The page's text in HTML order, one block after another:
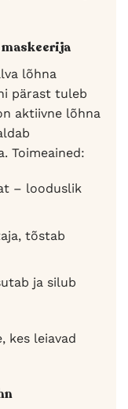
lõhna
pärast tuleb
aktiivne lõhna
Toimeained:
– looduslik
tõstab
ja silub
kes leiavad